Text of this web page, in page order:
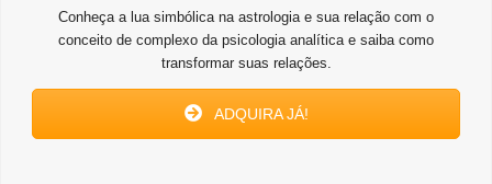
Conheça a lua simbólica na astrologia e sua relação com o
conceito de complexo da psicologia analítica e saiba como
transformar suas relações.
ADQUIRA JÁ!